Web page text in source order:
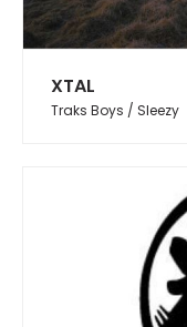
XTAL
Traks Boys / Sleezy